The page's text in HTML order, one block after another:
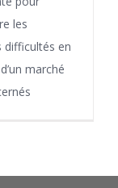
les
difficultés en
marché